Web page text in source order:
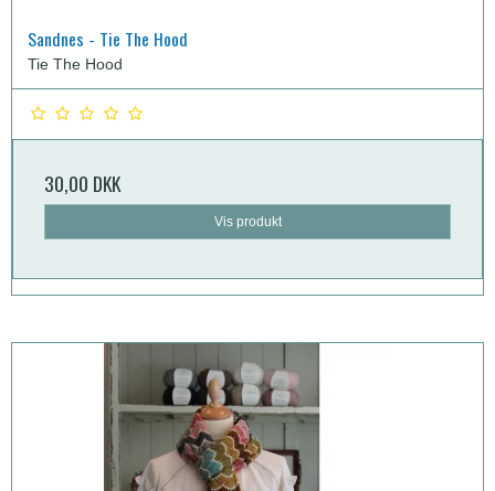
Sandnes - Tie The Hood
Tie The Hood
30,00 DKK
Vis produkt